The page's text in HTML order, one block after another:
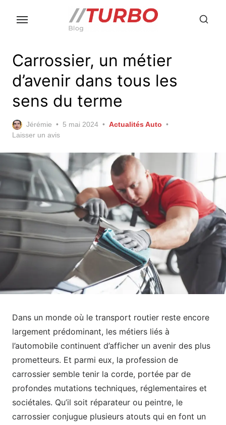
Carrossier, un métier
d’avenir dans tous les
sens du terme
Jérémie
Posted
5 mai 2024
Actualités Auto
Laisser un avis
Dans un monde où le transport routier reste encore
largement prédominant, les métiers liés à
l’automobile continuent d’afficher un avenir des plus
prometteurs. Et parmi eux, la profession de
carrossier semble tenir la corde, portée par de
profondes mutations techniques, réglementaires et
sociétales. Qu’il soit réparateur ou peintre, le
carrossier conjugue plusieurs atouts qui en font un